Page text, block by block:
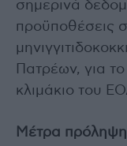
σημερινά
προϋποθέσεις
Πατρέων, για
κλιμάκιο του
Μέτρα